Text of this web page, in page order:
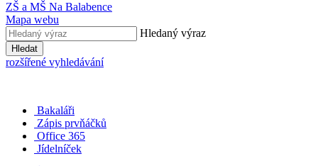
ZŠ a MŠ Na Balabence
Mapa webu
Hledaný výraz
Hledat
rozšířené vyhledávání
Bakaláři
Zápis prvňáčků
Office 365
Jídelníček